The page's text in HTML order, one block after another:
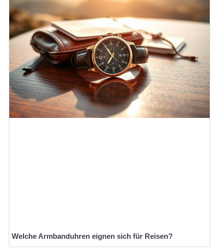
Welche Armbanduhren eignen sich für Reisen?